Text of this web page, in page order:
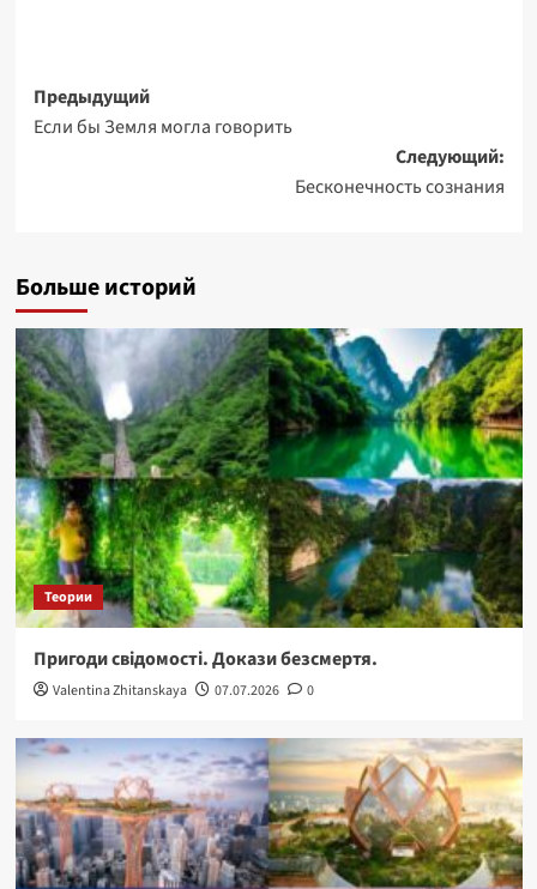
Навигация
записи
Предыдущий
Если бы Земля могла говорить
Следующий:
Бесконечность сознания
Больше историй
Теории
Пригоди свідомості. Докази безсмертя.
Valentina Zhitanskaya 07.07.2026 0